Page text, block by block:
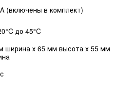
(включены в комплект)
до 45°C
ширина х 65 мм высота х 55 мм